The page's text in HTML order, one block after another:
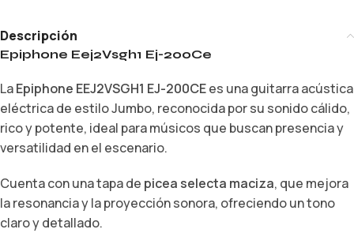
Descripción
Epiphone Eej2Vsgh1 Ej-200Ce
LaEpiphone EEJ2VSGH1 EJ-200CEes una guitarra acústica
eléctrica de estilo Jumbo, reconocida por su sonido cálido,
rico y potente, ideal para músicos que buscan presencia y
versatilidad en el escenario.
Cuenta con una tapa de picea selecta maciza, que mejora
la resonancia y la proyección sonora, ofreciendo un tono
claro y detallado.